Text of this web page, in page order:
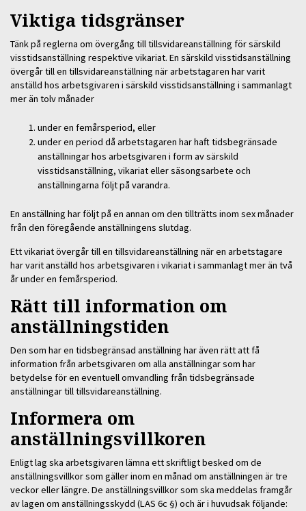
Viktiga tidsgränser
Tänk på reglerna om övergång till tillsvidareanställning för särskild
visstidsanställning respektive vikariat. En särskild visstidsanställning
övergår till en tillsvidareanställning när arbetstagaren har varit
anställd hos arbetsgivaren i särskild visstidsanställning i sammanlagt
mer än tolv månader
under en femårsperiod, eller
under en period då arbetstagaren har haft tidsbegränsade
anställningar hos arbetsgivaren i form av särskild
visstidsanställning, vikariat eller säsongsarbete och
anställningarna följt på varandra.
En anställning har följt på en annan om den tillträtts inom sex månader
från den föregående anställningens slutdag.
Ett vikariat övergår till en tillsvidareanställning när en arbetstagare
har varit anställd hos arbetsgivaren i vikariat i sammanlagt mer än två
år under en femårsperiod.
Rätt till information om
anställningstiden
Den som har en tidsbegränsad anställning har även rätt att få
information från arbetsgivaren om alla anställningar som har
betydelse för en eventuell omvandling från tidsbegränsade
anställningar till tillsvidareanställning.
Informera om
anställningsvillkoren
Enligt lag ska arbetsgivaren lämna ett skriftligt besked om de
anställningsvillkor som gäller inom en månad om anställningen är tre
veckor eller längre. De anställningsvillkor som ska meddelas framgår
av lagen om anställningsskydd (LAS 6c §) och är i huvudsak följande: